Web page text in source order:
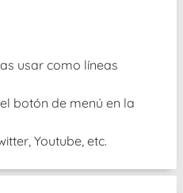
usar como líneas
botón de menú en la
Youtube, etc.